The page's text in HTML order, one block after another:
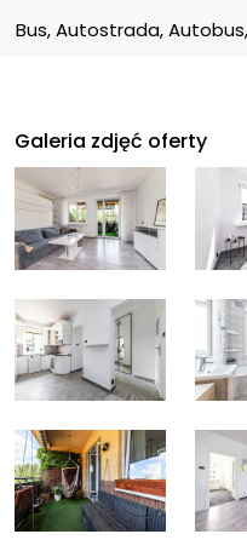
Bus, Autostrada,
Galeria zdjęć oferty